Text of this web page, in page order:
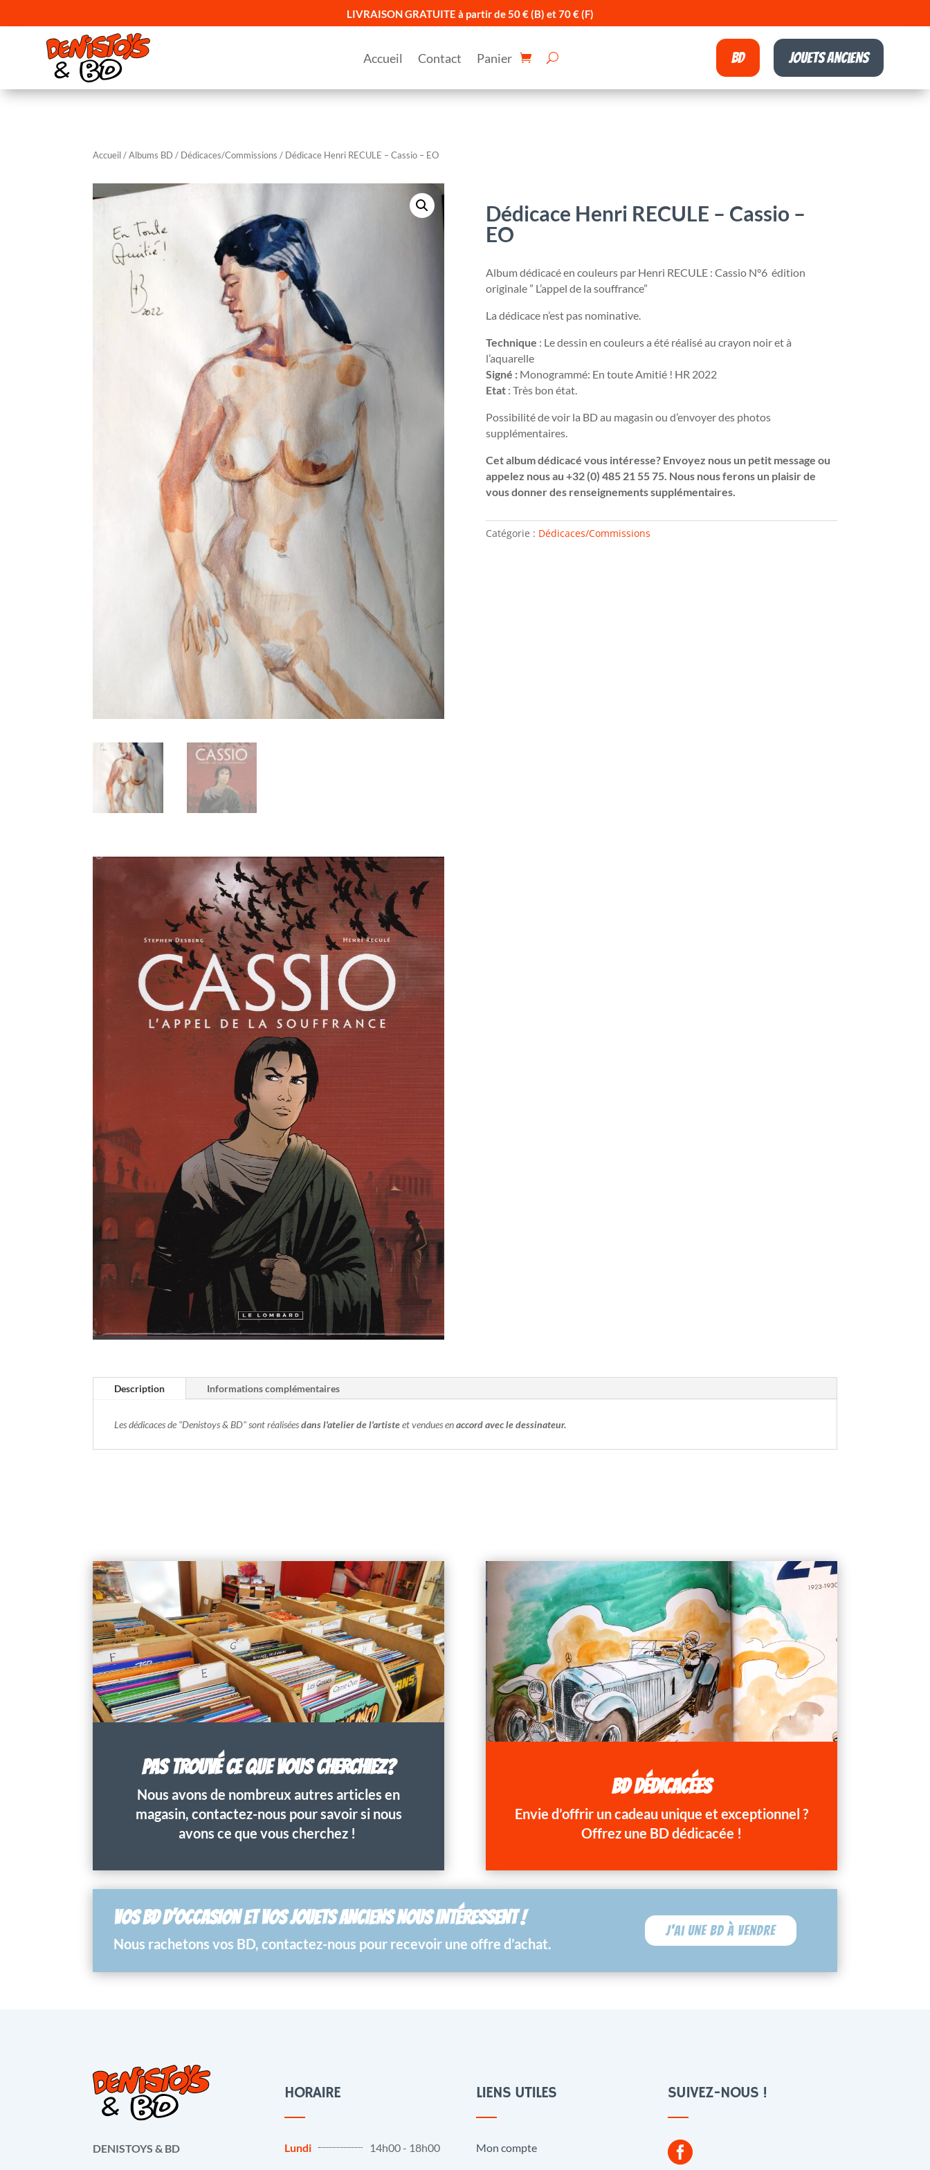
LIVRAISON GRATUITE à partir de 50 € (B) et 70 € (F)
Accueil Contact Panier BD Jouets anciens
Accueil/Albums BD / Dédicaces/Commissions / Dédicace Henri RECULE – Cassio – EO
Dédicace Henri RECULE – Cassio –
EO
Album dédicacé en couleurs par Henri RECULE : Cassio N°6 édition
originale ” L’appel de la souffrance”
La dédicace n’est pas nominative.
Technique : Le dessin en couleurs a été réalisé au crayon noir et à
l’aquarelle
Signé :Monogrammé: En toute Amitié ! HR 2022
Etat: Très bon état.
Possibilité de voir la BD au magasin ou d’envoyer des photos
supplémentaires.
Cet album dédicacé vous intéresse? Envoyez nous un petit message ou
appelez nous au +32 (0) 485 21 55 75. Nous nous ferons un plaisir de
vous donner des renseignements supplémentaires.
Catégorie : Dédicaces/Commissions
Description Informations complémentaires
Les dédicaces de "Denistoys & BD" sont réaliséesdans l'atelier de l'artisteet vendues enaccord avec le dessinateur.
PAS TROUVÉ CE QUE VOUS CHERCHIEZ?
Nous avons de nombreux autres articles en
magasin, contactez-nous pour savoir si nous
avons ce que vous cherchez !
BD DÉDICACÉES
Envie d’offrir un cadeau unique et exceptionnel ?
Offrez une BD dédicacée !
VOS BD D’OCCASION ET VOS JOUETS ANCIENS NOUS INTÉRESSENT !
Nous rachetons vos BD, contactez-nous pour recevoir une offre d’achat.
J'ai une BD à vendre
DENISTOYS & BD
HORAIRE
Lundi
14h00 - 18h00
LIENS UTILES
Mon compte
SUIVEZ-NOUS !
